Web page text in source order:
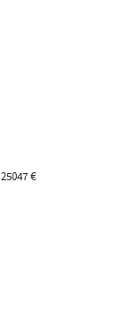
25047 €